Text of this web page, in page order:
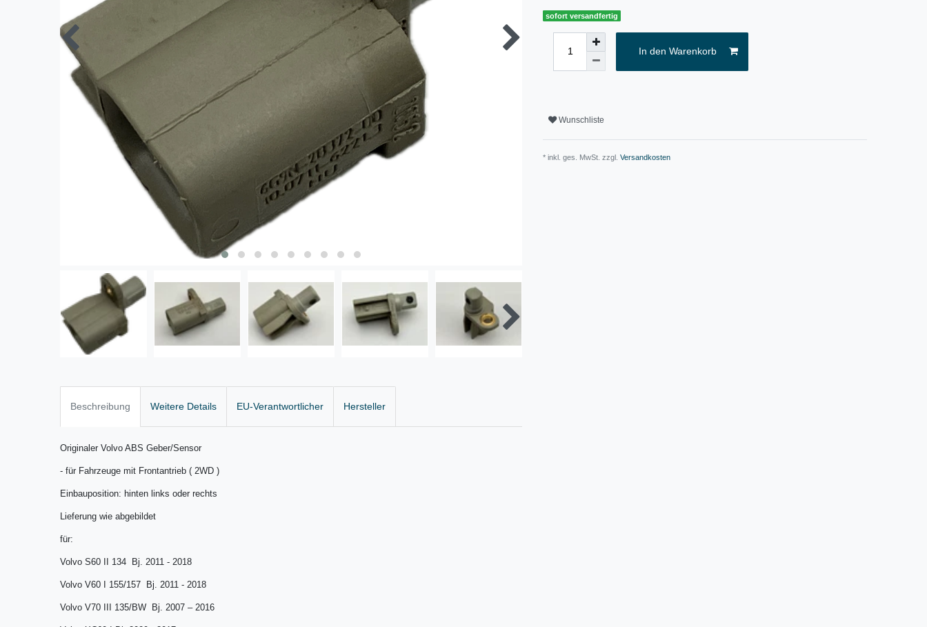
sofort versandfertig
In den Warenkorb
Wunschliste
* inkl. ges. MwSt. zzgl. Versandkosten
Beschreibung Weitere Details EU-Verantwortlicher Hersteller
Originaler Volvo ABS Geber/Sensor
- für Fahrzeuge mit Frontantrieb ( 2WD )
Einbauposition: hinten links oder rechts
Lieferung wie abgebildet
für:
Volvo S60 II 134 Bj. 2011 - 2018
Volvo V60 I 155/157 Bj. 2011 - 2018
Volvo V70 III 135/BW Bj. 2007 – 2016